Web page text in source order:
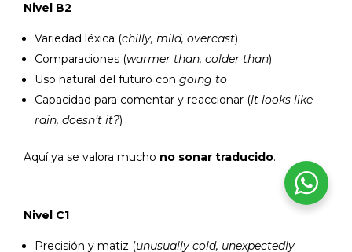
Nivel B2
Variedad léxica (chilly, mild, overcast)
Comparaciones (warmer than, colder than)
Uso natural del futuro con going to
Capacidad para comentar y reaccionar (It looks like
rain, doesn’t it?)
Aquí ya se valora mucho no sonar traducido.
Nivel C1
Precisión y matiz (unusually cold, unexpectedly